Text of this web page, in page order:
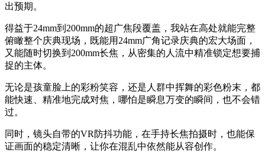
出预期。
得益于24mm到200mm的超广焦段覆盖，我站在高处就能完整
俯瞰整个庆典现场，既能用24mm广角记录庆典的宏大场面，
又能随时切换到200mm长焦，从密集的人流中精准锁定想要捕
捉的主体。
无论是孩童脸上的彩粉笑容，还是人群中挥舞的彩色粉末，都
能快速、精准地完成对焦，哪怕是瞬息万变的瞬间，也不会错
过。
同时，镜头自带的VR防抖功能，在手持长焦拍摄时，也能保
证画面的稳定清晰，让你在混乱中依然能从容创作。